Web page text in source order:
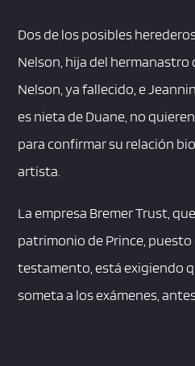
Dos de los posibles
Nelson, hija del hermanastro
Nelson, ya fallecido, e
es nieta de Duane, no
para confirmar su relación
artista.
La empresa Bremer Trust,
patrimonio de Prince, puesto
testamento, está exigiendo
someta a los exámenes,